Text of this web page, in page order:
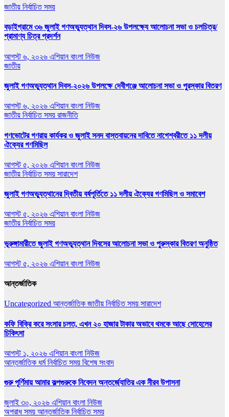
জাতীয় নির্বাচিত সময়
বড়াইগ্রামে ৩৬ জুলাই গণঅভ্যুত্থান দিবস-২৬ উপলক্ষ্যে আলোচনা সভা ও চলচিত্র/
প্রামাণ্য চিত্র প্রদর্শন
আগস্ট ৬, ২০২৬ এশিয়ান বাংলা নিউজ
জাতীয়
জুলাই গণঅভ্যুত্থান দিবস-২০২৬ উপলক্ষে দেবীগঞ্জে আলোচনা সভা ও পুরস্কার বিতরণ
আগস্ট ৬, ২০২৬ এশিয়ান বাংলা নিউজ
জাতীয় নির্বাচিত সময় রাজনীতি
গণভোটের গণরায় কার্যকর ও জুলাই সনদ বাস্তবায়নের দাবিতে নাগেশ্বরীতে ১১ দলীয়
ঐক্যের গণমিছিল
আগস্ট ৫, ২০২৬ এশিয়ান বাংলা নিউজ
জাতীয় নির্বাচিত সময় সারাদেশ
জুলাই গণঅভ্যুত্থানের দ্বিতীয় বর্ষপূর্তিতে ১১ দলীয় ঐক্যের গণমিছিল ও সমাবেশ
আগস্ট ৫, ২০২৬ এশিয়ান বাংলা নিউজ
জাতীয় নির্বাচিত সময়
ভূরুঙ্গামারীতে জুলাই গণঅভ‍্যুত্থান দিবসের আলোচনা সভা ও পুরুস্কার বিতরণ অনুষ্ঠিত
আগস্ট ৫, ২০২৬ এশিয়ান বাংলা নিউজ
আন্তর্জাতিক
Uncategorized আন্তর্জাতিক জাতীয় নির্বাচিত সময় সারাদেশ
কফি বিক্রি করে সংসার চলত, এখন ২০ হাজার টাকার অভাবে থমকে আছে সোহেলের
চিকিৎসা
আগস্ট ১, ২০২৬ এশিয়ান বাংলা নিউজ
আন্তর্জাতিক ধর্মনির্বাচিত সময় বিশেষ সংবাদ
গুরু পূর্ণিমায় আমার কল্পগুরুকে নিবেদন অন্তর্জ্যোতির এক নীরব উপাসনা
জুলাই ৩০, ২০২৬ এশিয়ান বাংলা নিউজ
অপরাধ সময় আন্তর্জাতিক নির্বাচিত সময়